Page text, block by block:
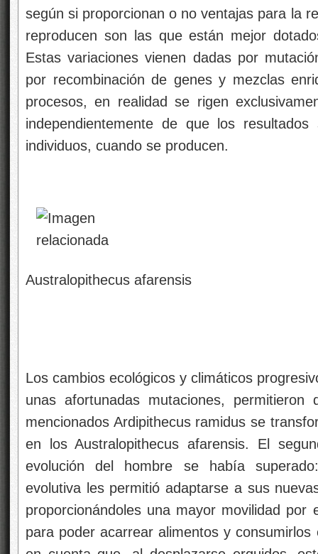
según si proporcionan o no ventajas para la
reproducen son las que están mejor
Estas variaciones vienen dadas por
por recombinación de genes y mezclas
procesos, en realidad se rigen
independientemente de que los
individuos, cuando se producen.
Australopithecus afarensis
Los cambios ecológicos y climáticos
unas afortunadas mutaciones,
mencionados Ardipithecus ramidus se
en los Australopithecus afarensis. El
evolución del hombre se había
evolutiva les permitió adaptarse a sus
proporcionándoles una mayor movilidad por
para poder acarrear alimentos y